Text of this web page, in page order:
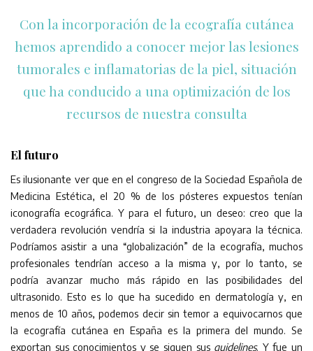
Con la incorporación de la ecografía cutánea
hemos aprendido a conocer mejor las lesiones
tumorales e inflamatorias de la piel, situación
que ha conducido a una optimización de los
recursos de nuestra consulta
El futuro
Es ilusionante ver que en el congreso de la Sociedad Española de
Medicina Estética, el 20 % de los pósteres expuestos tenían
iconografía ecográfica. Y para el futuro, un deseo: creo que la
verdadera revolución vendría si la industria apoyara la técnica.
Podríamos asistir a una “globalización” de la ecografía, muchos
profesionales tendrían acceso a la misma y, por lo tanto, se
podría avanzar mucho más rápido en las posibilidades del
ultrasonido. Esto es lo que ha sucedido en dermatología y, en
menos de 10 años, podemos decir sin temor a equivocarnos que
la ecografía cutánea en España es la primera del mundo. Se
exportan sus conocimientos y se siguen sus guidelines. Y fue un